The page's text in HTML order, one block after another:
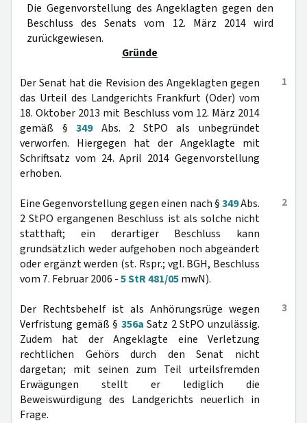
Die Gegenvorstellung des Angeklagten gegen den
Beschluss des Senats vom 12. März 2014 wird
zurückgewiesen.
Gründe
1
Der Senat hat die Revision des Angeklagten gegen
das Urteil des Landgerichts Frankfurt (Oder) vom
18. Oktober 2013 mit Beschluss vom 12. März 2014
gemäß §349Abs. 2 StPO als unbegründet
verworfen. Hiergegen hat der Angeklagte mit
Schriftsatz vom 24. April 2014 Gegenvorstellung
erhoben.
2
Eine Gegenvorstellung gegen einen nach §349Abs.
2 StPO ergangenen Beschluss ist als solche nicht
statthaft; ein derartiger Beschluss kann
grundsätzlich weder aufgehoben noch abgeändert
oder ergänzt werden (st. Rspr.; vgl. BGH, Beschluss
vom 7. Februar 2006 -5 StR 481/05mwN).
3
Der Rechtsbehelf ist als Anhörungsrüge wegen
Verfristung gemäß § 356a Satz 2 StPO unzulässig.
Zudem hat der Angeklagte eine Verletzung
rechtlichen Gehörs durch den Senat nicht
dargetan; mit seinen zum Teil urteilsfremden
Erwägungen stellt er lediglich die
Beweiswürdigung des Landgerichts neuerlich in
Frage.